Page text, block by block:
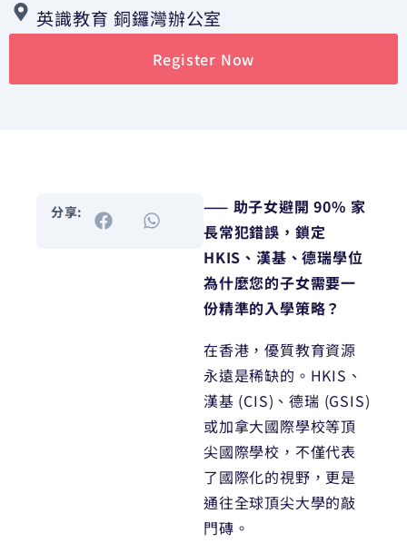
英識教育 銅鑼灣辦公室
Register Now
分享:
—— 助子女避開 90% 家
長常犯錯誤，鎖定
HKIS、漢基、德瑞學位
為什麼您的子女需要一
份精準的入學策略？
在香港，優質教育資源
永遠是稀缺的。HKIS、
漢基 (CIS)、德瑞 (GSIS)
或加拿大國際學校等頂
尖國際學校，不僅代表
了國際化的視野，更是
通往全球頂尖大學的敲
門磚。